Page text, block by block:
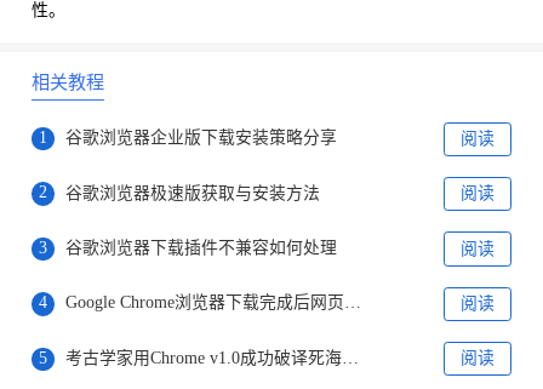
性。
相关教程
1 谷歌浏览器企业版下载安装策略分享 阅读
2 谷歌浏览器极速版获取与安装方法 阅读
3 谷歌浏览器下载插件不兼容如何处理 阅读
4 Google Chrome浏览器下载完成后网页标注操作指南 阅读
5 考古学家用Chrome v1.0成功破译死海古卷数字残片 阅读